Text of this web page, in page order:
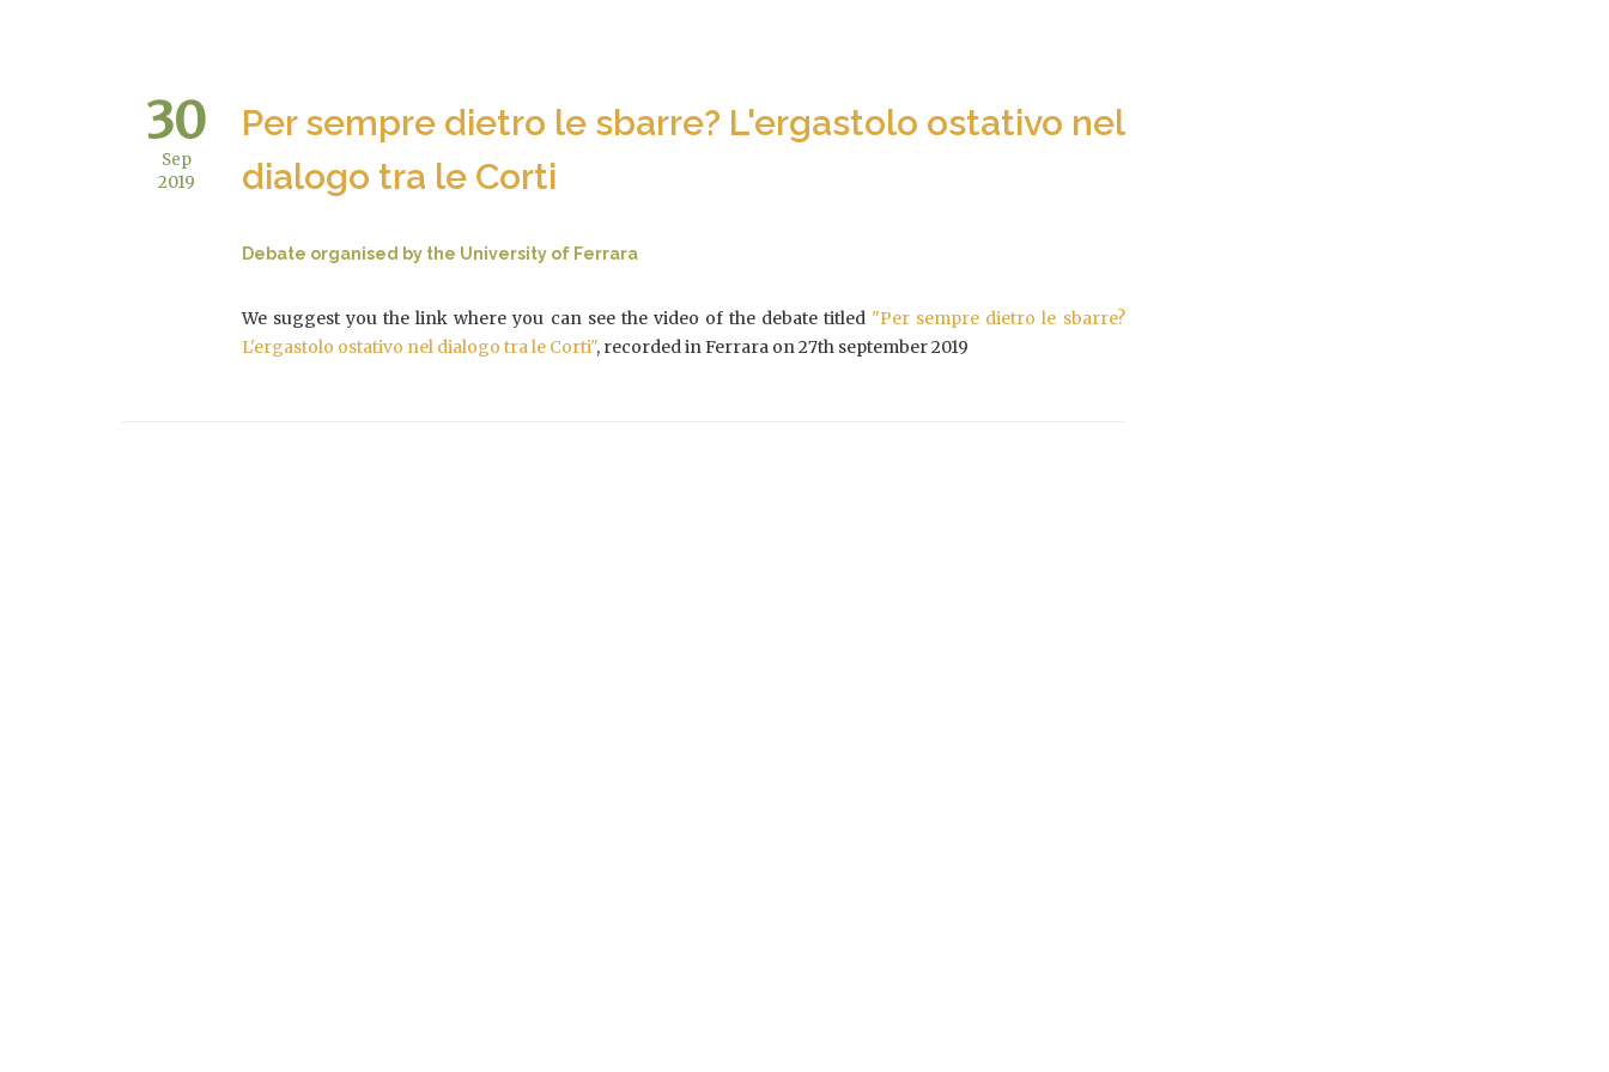
Per sempre dietro le sbarre? L'ergastolo ostativo nel
dialogo tra le Corti
Debate organised by the University of Ferrara
We suggest you the link where you can see the video of the debate titled "Per sempre dietro le sbarre?
L'ergastolo ostativo nel dialogo tra le Corti", recorded in Ferrara on 27th september 2019
30
Sep
2019